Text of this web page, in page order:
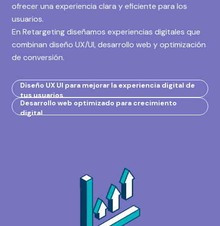
ofrecer una experiencia clara y eficiente para los
usuarios.
En Retargeting diseñamos experiencias digitales que
combinan diseño UX/UI, desarrollo web y optimización
de conversión.
Diseño UX UI para mejorar la experiencia digital de
tus usuarios
Desarrollo web optimizado para crecimiento
digital